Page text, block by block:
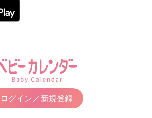
ログイン／新規登録